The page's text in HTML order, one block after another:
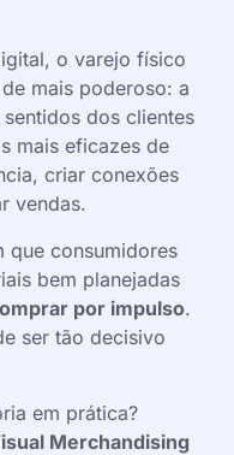
o varejo físico
mais poderoso: a
dos clientes
mais eficazes de
criar conexões
vendas.
que consumidores
bem planejadas
por impulso.
ser tão decisivo
em prática?
Merchandising